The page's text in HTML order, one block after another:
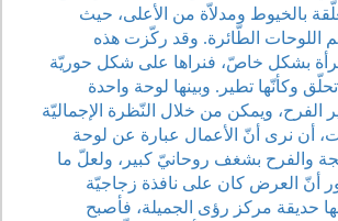
بالخيوط ومدلاّة من الأعلى، حيث
اللوحات الطّائرة. وقد ركّزت هذه
بشكل خاصّ، فنراها على شكل حوريّة
وكأنّها تطير. وبينها لوحة واحدة
الفرح، ويمكن من خلال النّظرة الإجماليّة
أن نرى أنّ الأعمال عبارة عن لوحة
والفرح بشغف روحانيّ كبير، ولعلّ ما
أنّ العرض كان على نافذة زجاجيّة
حديقة مركز رؤى الجميلة، فأصبح